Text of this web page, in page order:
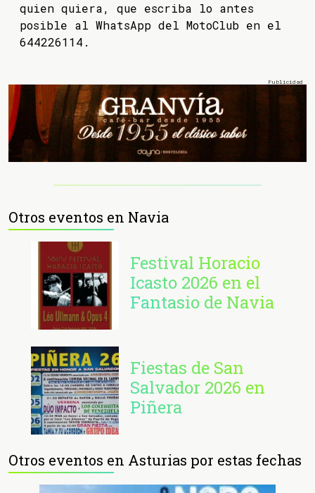
quien quiera, que escriba lo antes
posible al WhatsApp del MotoClub en el
644226114.
Otros eventos en Navia
Festival Horacio
Icasto 2026 en el
Fantasio de Navia
Fiestas de San
Salvador 2026 en
Piñera
Otros eventos en Asturias por estas fechas